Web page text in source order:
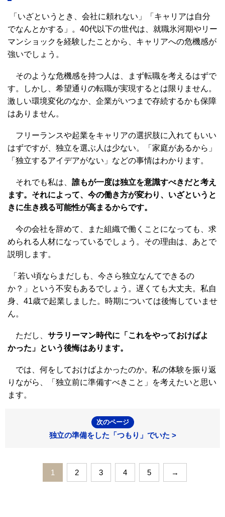
「いざというとき、会社に頼れない」「キャリアは自分
でなんとかする」。40代以下の世代は、就職氷河期やリー
マンショックを経験したことから、キャリアへの危機感が
強いでしょう。
そのような危機感を持つ人は、まず転職を考えるはずで
す。しかし、希望通りの転職が実現するとは限りません。
激しい環境変化のなか、企業がいつまで存続するかも保障
はありません。
フリーランスや起業をキャリアの選択肢に入れてもいい
はずですが、独立を選ぶ人は少ない。「家庭があるから」
「独立するアイデアがない」などの事情はわかります。
それでも私は、 誰もが一度は独立を意識すべきだと考え
ます。それによって、今の働き方が変わり、いざというと
きに生き残る可能性が高まるからです。
今の会社を辞めて、また組織で働くことになっても、求
められる人材になっているでしょう。その理由は、あとで
説明します。
「若い頃ならまだしも、今さら独立なんてできるの
か？」という不安もあるでしょう。遅くても大丈夫。私自
身、41歳で起業しました。時期については後悔していませ
ん。
ただし、 サラリーマン時代に「これをやっておけばよ
かった」という後悔はあります。
では、何をしておけばよかったのか。私の体験を振り返
りながら、「独立前に準備すべきこと」を考えたいと思い
ます。
次のページ
独立の準備をした「つもり」でいた >
1 2 3 4 5 →